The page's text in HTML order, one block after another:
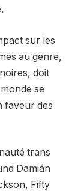
sur les
au genre,
doit
se
faveur des
trans
Damián
Fifty